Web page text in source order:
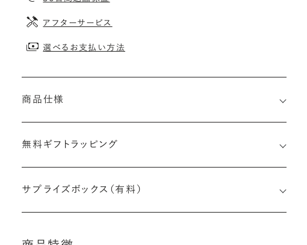
アフターサービス
選べるお支払い方法
商品仕様
無料ギフトラッピング
サプライズボックス（有料）